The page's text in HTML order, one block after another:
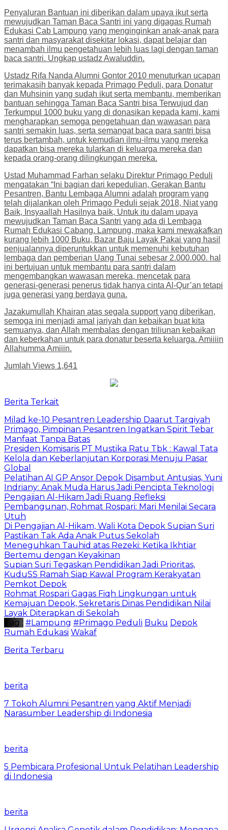
Penyaluran Bantuan ini diberikan dalam upaya ikut serta
mewujudkan Taman Baca Santri ini yang digagas Rumah
Edukasi Cab Lampung yang menginginkan anak-anak para
santri dan masyarakat disekitar lokasi, dapat belajar dan
menambah ilmu pengetahuan lebih luas lagi dengan taman
baca santri. Ungkap ustadz Awaluddin.
Ustadz Rifa Nanda Alumni Gontor 2010 menuturkan ucapan
terimakasih banyak kepada Primago Peduli, para Donatur
dan Muhsinin yang sudah ikut serta membantu, memberikan
bantuan sehingga Taman Baca Santri bisa Terwujud dan
Terkumpul 1000 buku yang di donasikan kepada kami, kami
mengharapkan semoga pengetahuan dan wawasan para
santri semakin luas, serta semangat baca para santri bisa
terus bertambah, untuk kemudian ilmu-ilmu yang mereka
dapatkan bisa mereka tularkan di keluarga mereka dan
kepada orang-orang dilingkungan mereka.
Ustad Muhammad Farhan selaku Direktur Primago Peduli
mengatakan “Ini bagian dari kepedulian, Gerakan Bantu
Pesantren, Bantu Lembaga Alumni adalah program yang
telah dijalankan oleh Primago Peduli sejak 2018, Niat yang
Baik, Insyaallah Hasilnya baik, Untuk itu dalam upaya
mewujudkan Taman Baca Santri yang ada di Lembaga
Rumah Edukasi Cabang. Lampung, maka kami mewakafkan
kurang lebih 1000 Buku, Bazar Baju Layak Pakai yang hasil
penjualannya diperuntukkan untuk memenuhi kebutuhan
lembaga dan pemberian Uang Tunai sebesar 2.000.000. hal
ini bertujuan untuk membantu para santri dalam
mengembangkan wawasan mereka, mencetak para
generasi-generasi penerus tidak hanya cinta Al-Qur’an tetapi
juga generasi yang berdaya guna.
Jazakumullah Khairan atas segala support yang diberikan,
semoga ini menjadi amal jariyah dan kebaikan buat kita
semuanya, dan Allah membalas dengan triliunan kebaikan
dan keberkahan untuk para donatur beserta keluarga. Amiiiin
Allahumma Amiiin.
Jumlah Views 1,641
Berita Terkait
Milad ke-10 Pesantren Leadership Daarut Tarqiyah
Primago, Pimpinan Pesantren Ingatkan Spirit Tebar
Manfaat Tanpa Batas
Presiden Komisaris PT Mustika Ratu Tbk : Kawal Tata
Kelola dan Keberlanjutan Korporasi Menuju Pasar
Global
Pelatihan AI GP Ansor Depok Disambut Antusias, Yuni
Indriany: Anak Muda Harus Jadi Pencipta Teknologi
Pengajian Al-Hikam Jadi Ruang Refleksi
Pembangunan, Rohmat Rospari: Mari Menilai Secara
Utuh
Di Pengajian Al-Hikam, Wali Kota Depok Supian Suri
Pastikan Tak Ada Anak Putus Sekolah
Meneguhkan Tauhid atas Rezeki: Ketika Ikhtiar
Bertemu dengan Keyakinan
Supian Suri Tegaskan Pendidikan Jadi Prioritas,
KuduSS Ramah Siap Kawal Program Kerakyatan
Pemkot Depok
Rohmat Rospari Gagas Fiqh Lingkungan untuk
Kemajuan Depok, Sekretaris Dinas Pendidikan Nilai
Layak Diterapkan di Sekolah
Tag : #Lampung #Primago Peduli Buku Depok
Rumah Edukasi Wakaf
Berita Terbaru
berita
7 Tokoh Alumni Pesantren yang Aktif Menjadi
Narasumber Leadership di Indonesia
berita
5 Pembicara Profesional Untuk Pelatihan Leadership
di Indonesia
berita